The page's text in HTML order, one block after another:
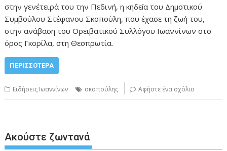
στην γενέτειρά του την Πεδινή, η κηδεíα του Δημοτικού
Συμβούλου Στέφανου Σκοπούλη, που έχασε τη ζωή του,
στην ανάβαση του Ορειβατικού Συλλόγου Ιωαννίνων στο
όρος Γκορίλα, στη Θεσπρωτία.
ΠΕΡΙΣΣΌΤΕΡΑ
Ειδήσεις Ιωαννίνων σκοπούλης Αφήστε ένα σχόλιο
Ακούστε ζωντανά